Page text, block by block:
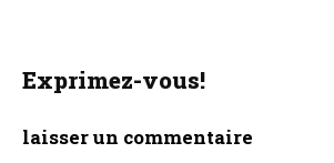
Exprimez-vous!
laisser un commentaire